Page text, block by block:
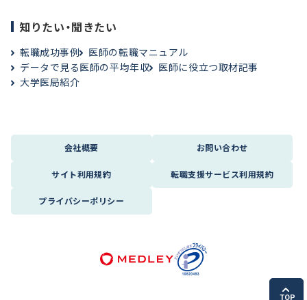
知りたい・聞きたい
転職成功事例
医師の転職マニュアル
データで見る医師の平均年収
医師に役立つ取材記事
大学医局紹介
会社概要 お問い合わせ
サイト利用規約 転職支援サービス利用規約
プライバシーポリシー
TOP